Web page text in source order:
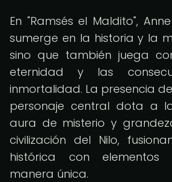
En "Ramsés el Maldito",
sumerge en la historia y la
sino que también juega
eternidad y las
inmortalidad. La presencia
personaje central dota a
aura de misterio y
civilización del Nilo,
histórica con elementos
manera única.